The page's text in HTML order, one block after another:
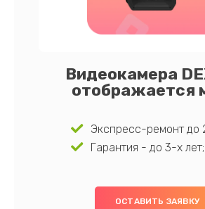
Видеокамера
отображается
Экспресс-ремонт до
Гарантия - до 3-х лет;
ОСТАВИТЬ ЗАЯВКУ